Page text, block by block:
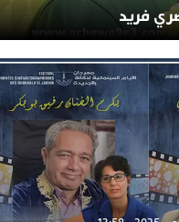
فريد